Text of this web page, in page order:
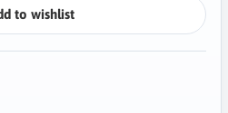
to wishlist